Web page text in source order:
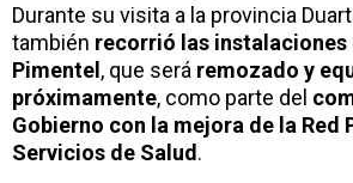
Durante su visita a la provincia
también recorrió las instalaciones
Pimentel, que será remozado y
próximamente, como parte del
Gobierno con la mejora de la Red
Servicios de Salud.